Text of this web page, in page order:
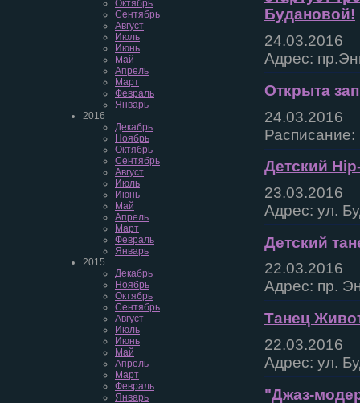
Октябрь
Сентябрь
Август
Июль
Июнь
Май
Апрель
Март
Февраль
Январь
2016
Декабрь
Ноябрь
Октябрь
Сентябрь
Август
Июль
Июнь
Май
Апрель
Март
Февраль
Январь
2015
Декабрь
Ноябрь
Октябрь
Сентябрь
Август
Июль
Июнь
Май
Апрель
Март
Февраль
Январь
Будановой!
24.03.2016
Адрес:
Открыта
24.03.2016
Расписание:
Детский
23.03.2016
Адрес: ул.
Детский
22.03.2016
Адрес: пр.
Танец
22.03.2016
Адрес: ул.
"Джаз-